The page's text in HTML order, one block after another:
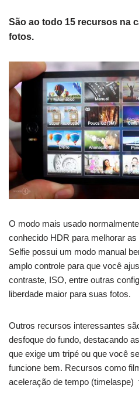
São ao todo 15 recursos na
fotos.
O modo mais usado
conhecido HDR para melhorar
Selfie possui um modo manual
amplo controle para que você
contraste, ISO, entre outras
liberdade maior para suas fotos.
Outros recursos interessantes
desfoque do fundo, destacando
que exige um tripé ou que você
funcione bem. Recursos como
aceleração de tempo (timelaspe)